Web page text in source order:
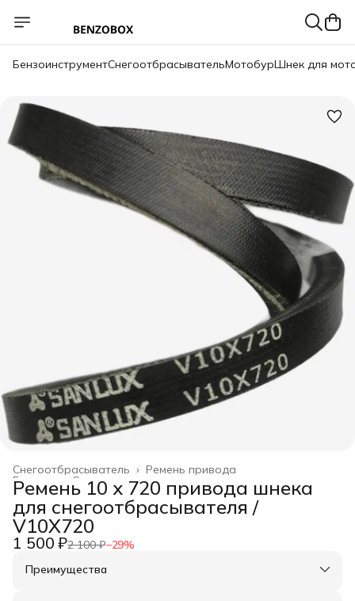
БензоинструментСнегоотбрасывательМотобурШнек для
Ремень привода
Снегоотбрасыватель ›
Садовая техника
Главная
Ремень 10 х 720 привода шнека
для снегоотбрасывателя /
V10X720
1 500 ₽2 100 ₽−29%
Преимущества
Оплата частями в Сплит